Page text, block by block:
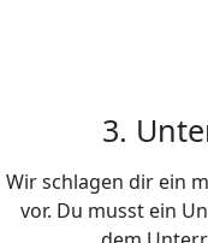
3.
Wir schlagen dir ein
vor. Du musst ein